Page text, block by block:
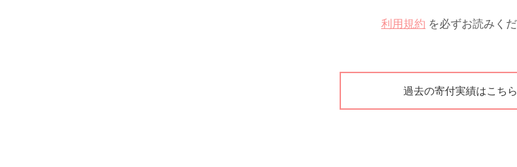
利用規約 を必ずお読みくだ
過去の寄付実績はこちら